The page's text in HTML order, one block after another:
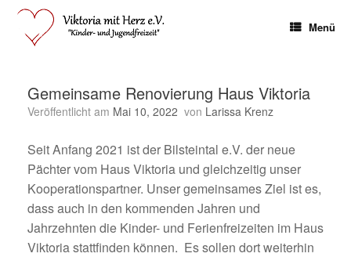
springen
Menü
Gemeinsame Renovierung Haus Viktoria
Veröffentlicht am Mai 10, 2022 von Larissa Krenz
Seit Anfang 2021 ist der Bilsteintal e.V. der neue
Pächter vom Haus Viktoria und gleichzeitig unser
Kooperationspartner. Unser gemeinsames Ziel ist es,
dass auch in den kommenden Jahren und
Jahrzehnten die Kinder- und Ferienfreizeiten im Haus
Viktoria stattfinden können. Es sollen dort weiterhin